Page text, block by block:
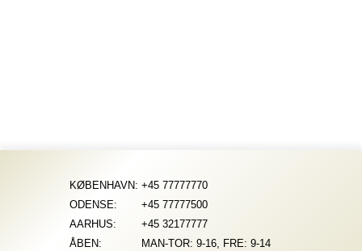
KØBENHAVN: +45 77777770
ODENSE:
+45 77777500
AARHUS:
+45 32177777
ÅBEN:
MAN-TOR: 9-16, FRE: 9-14